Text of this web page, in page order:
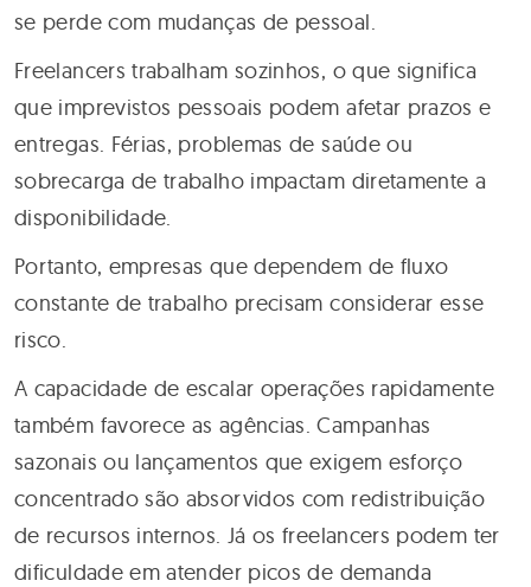
se perde com mudanças de pessoal.
Freelancers trabalham sozinhos, o que significa
que imprevistos pessoais podem afetar prazos e
entregas. Férias, problemas de saúde ou
sobrecarga de trabalho impactam diretamente a
disponibilidade.
Portanto, empresas que dependem de fluxo
constante de trabalho precisam considerar esse
risco.
A capacidade de escalar operações rapidamente
também favorece as agências. Campanhas
sazonais ou lançamentos que exigem esforço
concentrado são absorvidos com redistribuição
de recursos internos. Já os freelancers podem ter
dificuldade em atender picos de demanda